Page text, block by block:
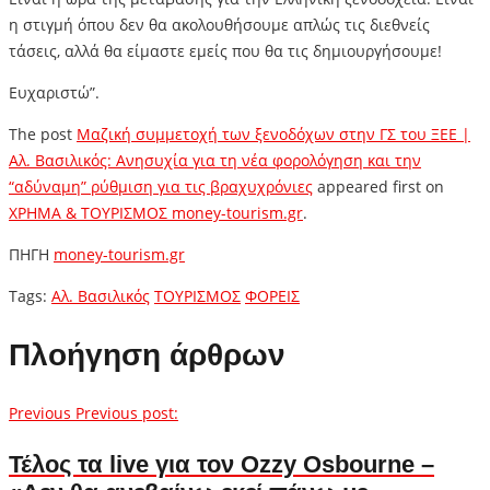
η στιγμή όπου δεν θα ακολουθήσουμε απλώς τις διεθνείς
τάσεις, αλλά θα είμαστε εμείς που θα τις δημιουργήσουμε!
Ευχαριστώ”.
The post Μαζική συμμετοχή των ξενοδόχων στην ΓΣ του ΞΕΕ |
Αλ. Βασιλικός: Ανησυχία για τη νέα φορολόγηση και την
“αδύναμη” ρύθμιση για τις βραχυχρόνιες appeared first on
ΧΡΗΜΑ & ΤΟΥΡΙΣΜΟΣ money-tourism.gr.
ΠΗΓΗ money-tourism.gr
Tags: Αλ. Βασιλικός ΤΟΥΡΙΣΜΟΣ ΦΟΡΕΙΣ
Πλοήγηση άρθρων
Previous Previous post:
Τέλος τα live για τον Ozzy Osbourne –